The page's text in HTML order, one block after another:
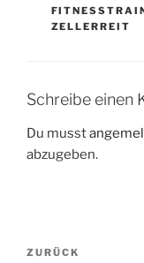
ZELLERREIT
Schreibe einen
Du musst
abzugeben.
Vorheriger
ZURÜCK